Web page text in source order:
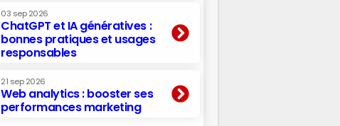
03 sep 2026
ChatGPT et IA génératives :
bonnes pratiques et usages
responsables
21 sep 2026
Web analytics : booster ses
performances marketing